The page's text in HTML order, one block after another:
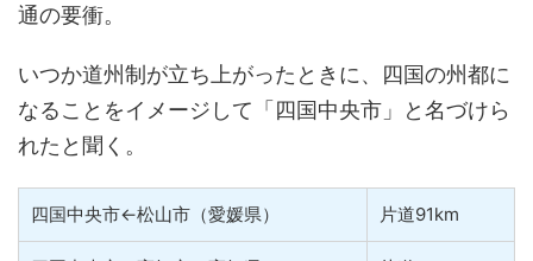
通の要衝。
いつか道州制が立ち上がったときに、四国の州都に
なることをイメージして「四国中央市」と名づけら
れたと聞く。
四国中央市←松山市（愛媛県） 片道91km